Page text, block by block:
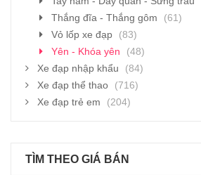
Thắng đĩa - Thắng gôm
(61)
Vỏ lốp xe đạp
(83)
Yên - Khóa yên
(48)
Xe đạp nhập khẩu
(84)
Xe đạp thể thao
(716)
Xe đạp trẻ em
(204)
TÌM THEO GIÁ BÁN